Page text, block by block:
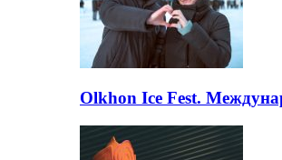
Olkhon Ice Fest.